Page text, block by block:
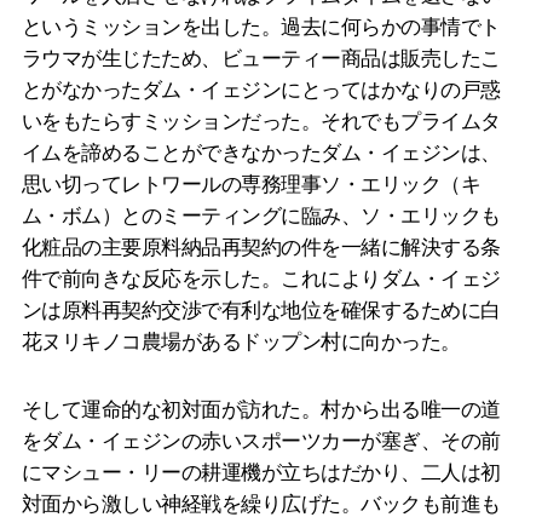
というミッションを出した。過去に何らかの事情でト
ラウマが生じたため、ビューティー商品は販売したこ
とがなかったダム・イェジンにとってはかなりの戸惑
いをもたらすミッションだった。それでもプライムタ
イムを諦めることができなかったダム・イェジンは、
思い切ってレトワールの専務理事ソ・エリック（キ
ム・ボム）とのミーティングに臨み、ソ・エリックも
化粧品の主要原料納品再契約の件を一緒に解決する条
件で前向きな反応を示した。これによりダム・イェジ
ンは原料再契約交渉で有利な地位を確保するために白
花ヌリキノコ農場があるドップン村に向かった。
そして運命的な初対面が訪れた。村から出る唯一の道
をダム・イェジンの赤いスポーツカーが塞ぎ、その前
にマシュー・リーの耕運機が立ちはだかり、二人は初
対面から激しい神経戦を繰り広げた。バックも前進も